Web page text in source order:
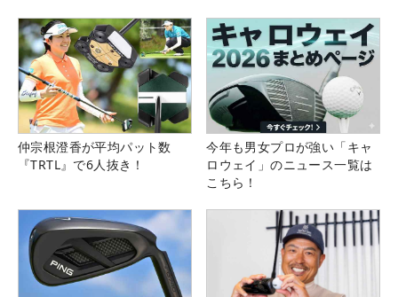
仲宗根澄香が平均パット数
『TRTL』で6人抜き！
今年も男女プロが強い「キャ
ロウェイ」のニュース一覧は
こちら！